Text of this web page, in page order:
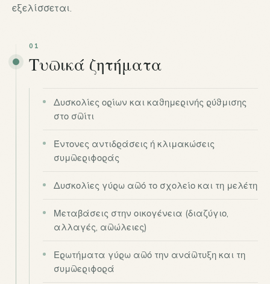
εξελίσσεται.
01
Τυπικά ζητήματα
Δυσκολίες ορίων και καθημερινής ρύθμισης
στο σπίτι
Έντονες αντιδράσεις ή κλιμακώσεις
συμπεριφοράς
Δυσκολίες γύρω από το σχολείο και τη μελέτη
Μεταβάσεις στην οικογένεια (διαζύγιο,
αλλαγές, απώλειες)
Ερωτήματα γύρω από την ανάπτυξη και τη
συμπεριφορά